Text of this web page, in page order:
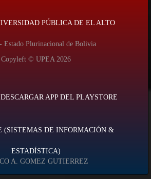
PÚBLICA DE EL ALTO
Estado Plurinacional de Bolivia
Copyleft © UPEA 2026
DESCARGAR APP DEL PLAYSTORE
(SISTEMAS DE INFORMACIÓN &
ESTADÍSTICA)
A. GOMEZ GUTIERREZ